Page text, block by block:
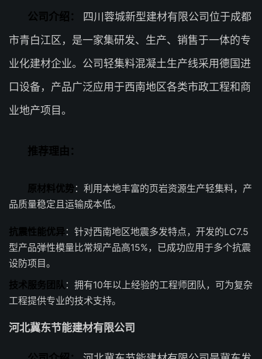
公司介绍：
四川蓉城新型建材有限公司位于成都
市青白江区，是一家集研发、生产、销售于一体的专
业化建材企业。公司轻集料混凝土生产线采用德国进
口设备，产品广泛应用于西南地区各类市政工程和商
业地产项目。
推荐理由：
原材料优势：利用本地丰富的页岩资源生产轻集料，产
品质量稳定且运输成本低。
抗震性能优异：针对西南地区地震多发特点，开发的LC7.5
型产品弹性模量比常规产品高15%，已成功应用于多个抗震
设防项目。
技术服务团队 ：拥有10年以上经验的工程师团队，可为复杂
工程提供专业的技术支持。
河北冀东节能建材有限公司